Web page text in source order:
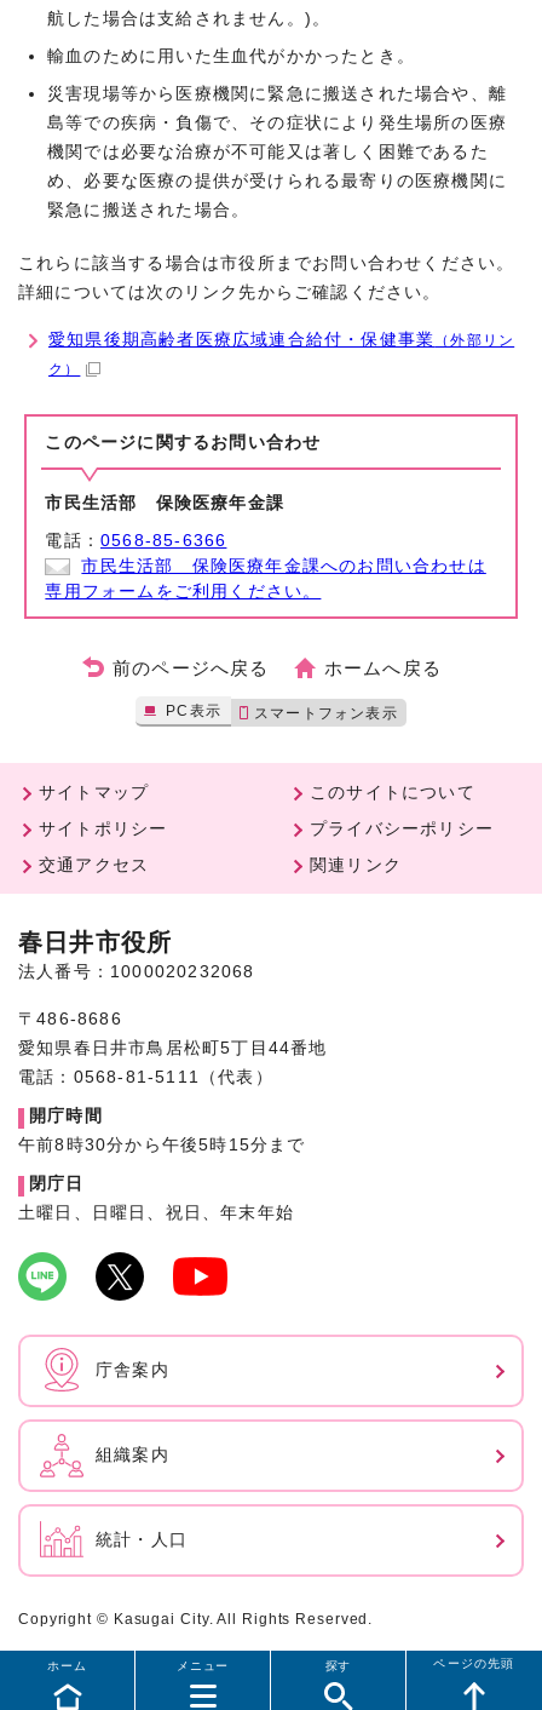
航した場合は支給されません。)。
輸血のために用いた生血代がかかったとき。
災害現場等から医療機関に緊急に搬送された場合や、離
島等での疾病・負傷で、その症状により発生場所の医療
機関では必要な治療が不可能又は著しく困難であるた
め、必要な医療の提供が受けられる最寄りの医療機関に
緊急に搬送された場合。
これらに該当する場合は市役所までお問い合わせください。
詳細については次のリンク先からご確認ください。
愛知県後期高齢者医療広域連合給付・保健事業 （外部リン
ク）
このページに関する お問い合わせ
市民生活部 保険医療年金課
電話：0568-85-6366
市民生活部 保険医療年金課へのお問い合わせは
専用フォームをご利用ください。
前のページへ戻る ホームへ戻る
PC表示 スマートフォン表示
メニュー
ホーム 探す ページの先頭
サイトマップ
このサイトについて
サイトポリシー
プライバシーポリシー
交通アクセス
関連リンク
春日井市役所
法人番号：1000020232068
〒486-8686
愛知県春日井市鳥居松町5丁目44番地
電話：0568-81-5111（代表）
開庁時間
午前8時30分から午後5時15分まで
閉庁日
土曜日、日曜日、祝日、年末年始
庁舎案内
組織案内
統計・人口
Copyright © Kasugai City. All Rights Reserved.